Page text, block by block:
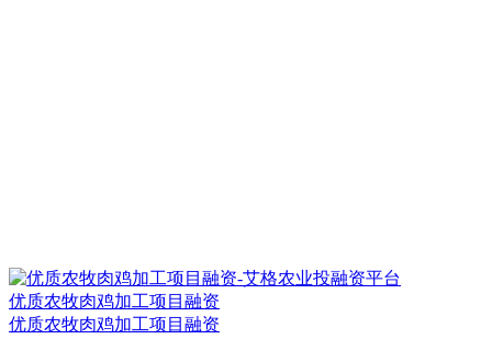
优质农牧肉鸡加工项目融资
优质农牧肉鸡加工项目融资